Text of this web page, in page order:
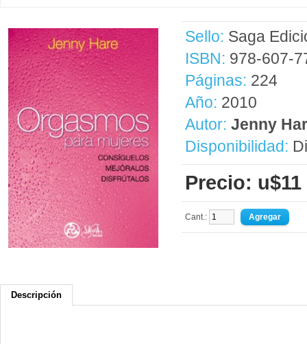
Sello: Saga
ISBN: 978-607-
Páginas: 224
Año: 2010
Autor: Jenny
Disponibilidad:
Precio: u$11
Cant.:
Descripción